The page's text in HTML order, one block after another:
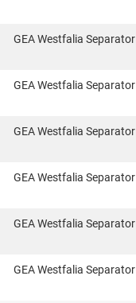
GEA Westfalia Separator
GEA Westfalia Separator
GEA Westfalia Separator
GEA Westfalia Separator
GEA Westfalia Separator
GEA Westfalia Separator